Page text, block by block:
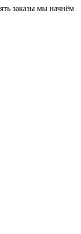
заказы мы начнём